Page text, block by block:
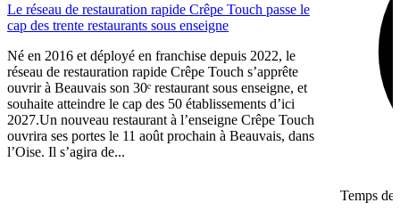
Le réseau de restauration rapide Crêpe Touch passe le
cap des trente restaurants sous enseigne
Né en 2016 et déployé en franchise depuis 2022, le
réseau de restauration rapide Crêpe Touch s’apprête
ouvrir à Beauvais son 30ᵉ restaurant sous enseigne, et
souhaite atteindre le cap des 50 établissements d’ici
2027.Un nouveau restaurant à l’enseigne Crêpe Touch
ouvrira ses portes le 11 août prochain à Beauvais, dans
l’Oise. Il s’agira de...
Temps de